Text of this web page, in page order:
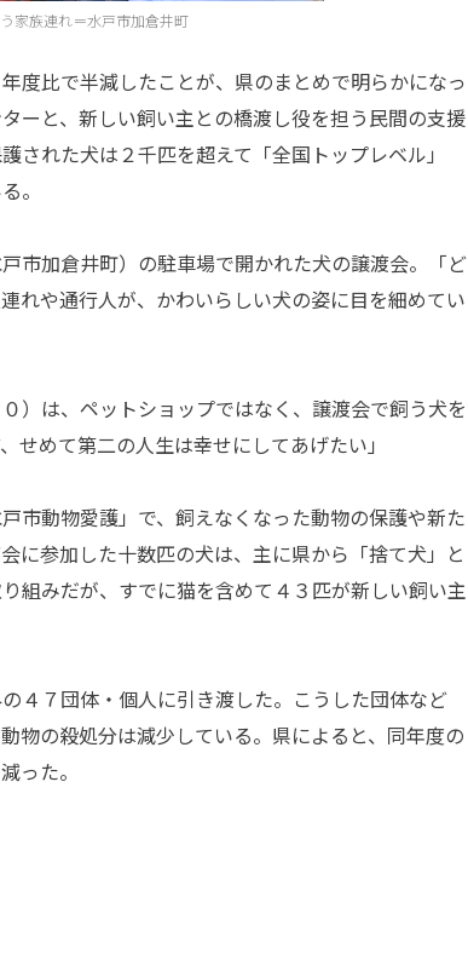
家族連れ＝水戸市加倉井町
度比で半減したことが、県のまとめで明らかになっ
ーと、新しい飼い主との橋渡し役を担う民間の支援
された犬は２千匹を超えて「全国トップレベル」
。
市加倉井町）の駐車場で開かれた犬の譲渡会。「ど
れや通行人が、かわいらしい犬の姿に目を細めてい
）は、ペットショップではなく、譲渡会で飼う犬を
せめて第二の人生は幸せにしてあげたい」
市動物愛護」で、飼えなくなった動物の保護や新た
に参加した十数匹の犬は、主に県から「捨て犬」と
組みだが、すでに猫を含めて４３匹が新しい飼い主
４７団体・個人に引き渡した。こうした団体など
物の殺処分は減少している。県によると、同年度の
った。